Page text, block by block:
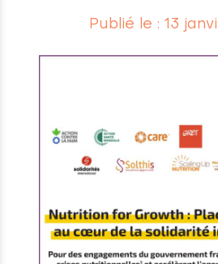
Publié le : 13